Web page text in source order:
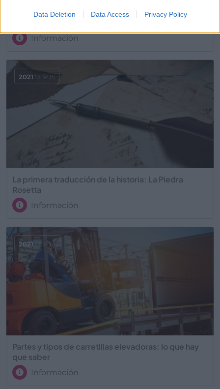
Data Deletion Data Access Privacy Policy
Bolsas, envases con restos… ¿Cómo debemos
Información
La primera traducción de la historia: La Piedra
Rosetta
Información
2021 SEP 15
Partes y tipos de carretillas elevadoras: lo que hay
que saber
Información
2021 SEP 14